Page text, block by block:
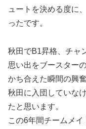
ュートを決める度に
ったです。
秋田でB1昇格、チャ
思い出をブースター
かち合えた瞬間の興
秋田に入団していな
たと思います。
この6年間チームメ